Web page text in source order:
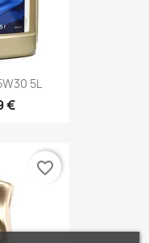
5L
€
favorite_border